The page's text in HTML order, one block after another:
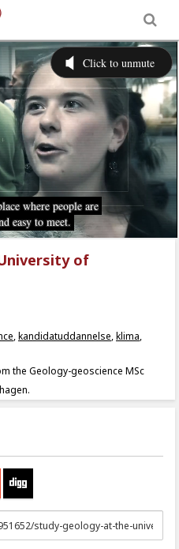
of
,kandidatuddannelse,klima,
the Geology-geoscience MSc